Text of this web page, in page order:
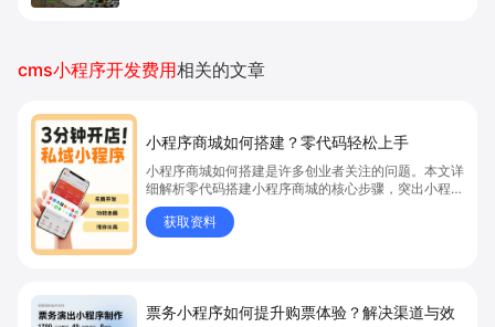
cms小程序开发费用相关的文章
小程序商城如何搭建？零代码轻松上手
小程序商城如何搭建是许多创业者关注的问题。本文详
细解析零代码搭建小程序商城的核心步骤，突出小程序
商城、商城搭建与零代码开店优势，帮助你轻松实现商
品上架、全渠道销售及高效会员运营，快速开启线上卖
货新模式。点击获取详细操作指南！
获取资料
票务小程序如何提升购票体验？解决渠道与效